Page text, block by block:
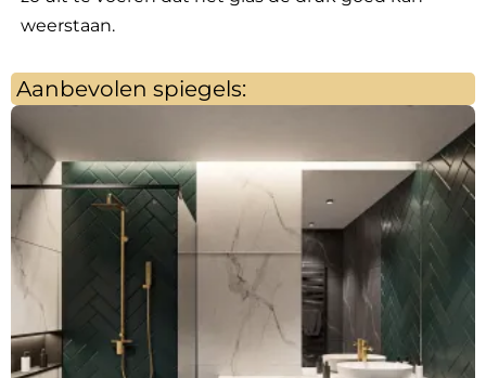
weerstaan.
Aanbevolen spiegels: